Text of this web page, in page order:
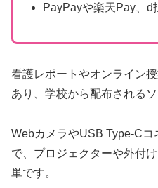
PayPayや楽天Pay、d
看護レポートやオンライン
あり、学校から配布される
WebカメラやUSB Type-C
で、プロジェクターや外付
単です。